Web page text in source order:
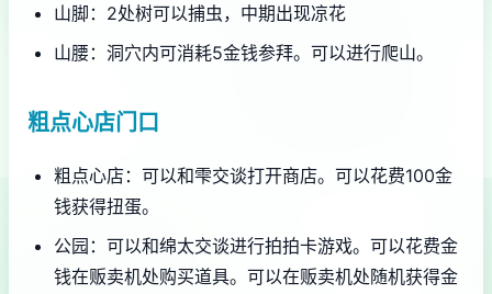
山脚：2处树可以捕虫，中期出现凉花
山腰：洞穴内可消耗5金钱参拜。可以进行爬山。
粗点心店门口
粗点心店：可以和雫交谈打开商店。可以花费100金
钱获得扭蛋。
公园：可以和绵太交谈进行拍拍卡游戏。可以花费金
钱在贩卖机处购买道具。可以在贩卖机处随机获得金